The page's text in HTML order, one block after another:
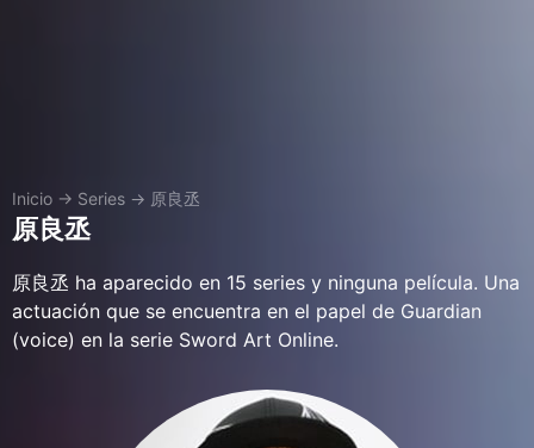
Inicio → Series → 原良丞
原良丞
原良丞 ha aparecido en 15 series y ninguna película. Una
actuación que se encuentra en el papel de Guardian
(voice) en la serie Sword Art Online.